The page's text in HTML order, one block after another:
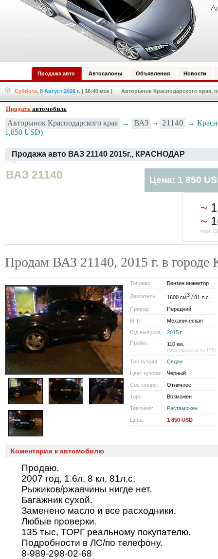
Продажа авто Автосалоны Объявления Новости
Суббота, 8 Август 2026 г. | 18:40 мск | Авторынок Краснодарского края,
Продать автомобиль
Авторынок Краснодарского края → ВАЗ 21140
→
1,850 USD)
Продажа авто ВАЗ 21140 2015г., КРАСНОДАР
ВАЗ 21140 Цена: 1 850
~
~
курс
Продам ВАЗ 21140, 2015 г. в
Топливо: Бензин инжектор
Двигатель: 1600 см3 / 81 л.с.
Привод:
Передний
КПП:
Механическая
Год выпуска:
2015 г.
Пробег:
110 км.
(без пробега по РФ)
Тип кузова:
Седан
Цвет кузова:
Черный
Состояние:
Отличное
Торг:
Возможен
Таможня:
Растаможен
Цена:
1 850 USD
Коментарии к автомобилю
Продаю.
2007 год, 1.6л, 8 кл, 81л.с.
Рыжиков/ржавчины нигде нет.
Багажник сухой.
Заменено масло и все расходники.
Любые проверки.
135 тыс, ТОРГ реальному покупателю.
Подробности в ЛС/по телефону.
8-989-298-02-68